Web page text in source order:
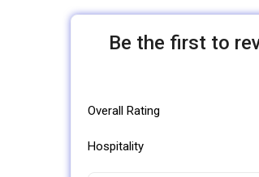
Be the first to
Overall Rating
Hospitality